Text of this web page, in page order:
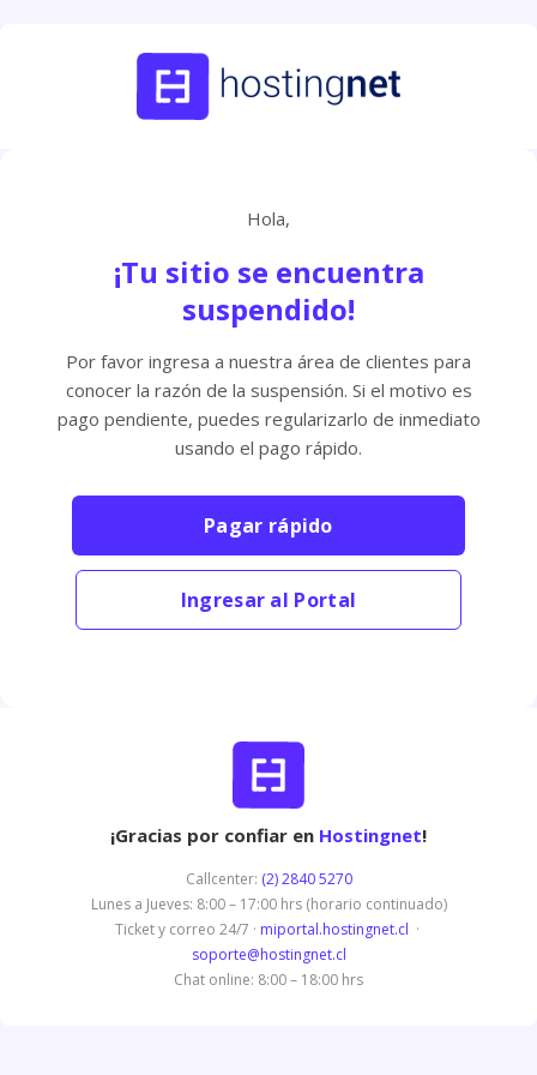
Hola,
¡Tu sitio se encuentra
suspendido!
Por favor ingresa a nuestra área de clientes para
conocer la razón de la suspensión. Si el motivo es
pago pendiente, puedes regularizarlo de inmediato
usando el pago rápido.
Pagar rápido
Ingresar al Portal
¡Gracias por confiar en Hostingnet!
Callcenter: (2) 2840 5270
Lunes a Jueves: 8:00 – 17:00 hrs (horario continuado)
Ticket y correo 24/7 · miportal.hostingnet.cl ·
soporte@hostingnet.cl
Chat online: 8:00 – 18:00 hrs